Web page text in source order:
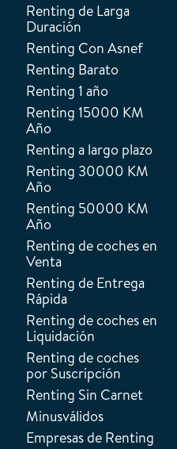
Renting de Larga
Duración
Renting Con Asnef
Renting Barato
Renting 1 año
Renting 15000 KM
Año
Renting a largo plazo
Renting 30000 KM
Año
Renting 50000 KM
Año
Renting de coches en
Venta
Renting de Entrega
Rápida
Renting de coches en
Liquidación
Renting de coches
por Suscripción
Renting Sin Carnet
Minusválidos
Empresas de Renting